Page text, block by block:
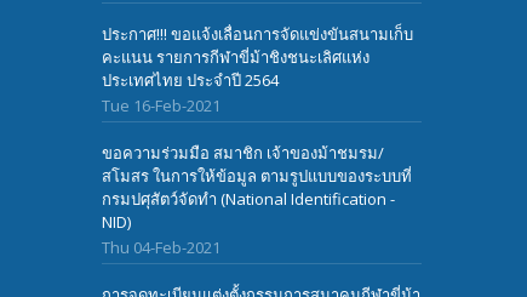
ประกาศ!!! ขอแจ้งเลื่อนการจัดแข่งขันสนามเก็บ
คะแนน รายการกีฬาขี่ม้าชิงชนะเลิศแห่ง
ประเทศไทย ประจำปี 2564
Tue 16-Feb-2021
ขอความร่วมมือ สมาชิก เจ้าของม้าชมรม/
สโมสร ในการให้ข้อมูล ตามรูปแบบของระบบที่
กรมปศุสัตว์จัดทำ (National Identification -
NID)
Thu 04-Feb-2021